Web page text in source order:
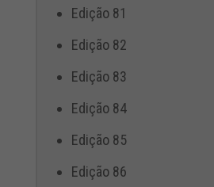
Edição 81
Edição 82
Edição 83
Edição 84
Edição 85
Edição 86